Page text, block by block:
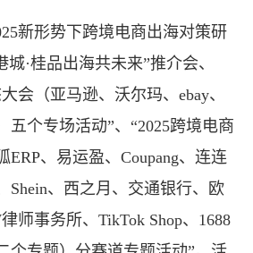
新形势下跨境电商出海对策研
·桂品出海共未来”推介会、
会（亚马逊、沃尔玛、ebay、
五个专场活动”、“2025跨境电商
ERP、易运盈、Coupang、连连
Shein、西之月、交通银行、欧
师事务所、TikTok Shop、1688